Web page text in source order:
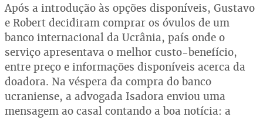
Após a introdução às opções disponíveis, Gustavo
e Robert decidiram comprar os óvulos de um
banco internacional da Ucrânia, país onde o
serviço apresentava o melhor custo-benefício,
entre preço e informações disponíveis acerca da
doadora. Na véspera da compra do banco
ucraniense, a advogada Isadora enviou uma
mensagem ao casal contando a boa notícia: a